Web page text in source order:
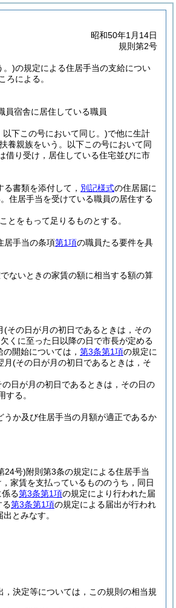
昭和50年1月14日
規則第2号
。)の規定による住居手当の支給につい
ろによる。
員宿舎に居住している職員
下この号において同じ。)で他に生計
養親族をいう。以下この号において同
借り受け，居住している住宅並びに市
書類を添付して， 別記様式の住居届に
住居手当を受けている職員の居住する
をもって足りるものとする。
居手当の条項第1項の職員たる要件を具
ないときの家賃の額に相当する額の算
(その日が月の初日であるときは，その
くに至った日以降の日で市長が定める
開始については， 第3条第1項の規定に
月(その日が月の初日であるときは，そ
の日が月の初日であるときは，その日の
る。
か及び住居手当の月額が適正であるか
24号)附則第3条の規定による住居手当
家賃を支払っているもののうち，同日
る第3条第1項の規定により行われた届
る第3条第1項の規定による届出が行われ
とみなす。
決定等については，この規則の相当規